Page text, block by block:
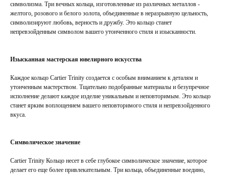
символизма. Три вечных кольца, изготовленные из различных металлов -
желтого, розового и белого золота, объединенные в неразрывную цельность,
символизируют любовь, верность и дружбу. Это кольцо станет
непревзойденным символом вашего утонченного стиля и изысканности.
Изысканная мастерская ювелирного искусства
Каждое кольцо Cartier Trinity создается с особым вниманием к деталям и
утонченным мастерством. Тщательно подобранные материалы и безупречное
исполнение делают каждое изделие уникальным и неповторимым. Это кольцо
станет ярким воплощением вашего неповторимого стиля и непревзойденного
вкуса.
Символическое значение
Cartier Trinity Кольцо несет в себе глубокое символическое значение, которое
делает его еще более привлекательным. Три кольца, объединенные воедино,